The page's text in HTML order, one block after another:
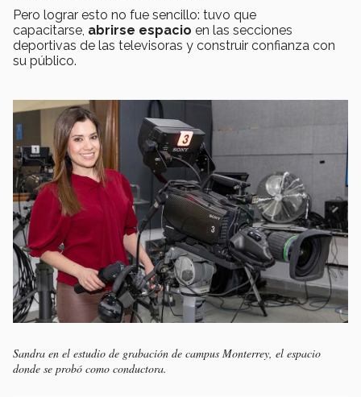
Pero lograr esto no fue sencillo: tuvo que
capacitarse, abrirse espacio en las secciones
deportivas de las televisoras y construir confianza con
su público.
Sandra en el estudio de grabación de campus Monterrey, el espacio
donde se probó como conductora.